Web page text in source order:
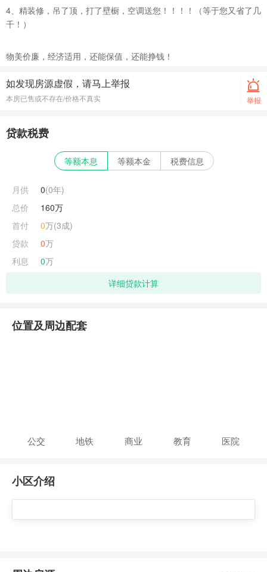
4、精装修，吊了顶，打了壁橱，空调送您！！！！（等于您又省了几
千！）
物美价廉，经济适用，还能保值，还能挣钱！
举报
如发现房源虚假，请马上举报
本房已售或不存在/价格不真实
贷款税费
等额本息 等额本金 税费信息
月供 0(0年)
总价
160万
首付
0万(3成)
贷款
0万
利息
0万
详细贷款计算
位置及周边配套
公交 地铁 商业 教育 医院
小区介绍